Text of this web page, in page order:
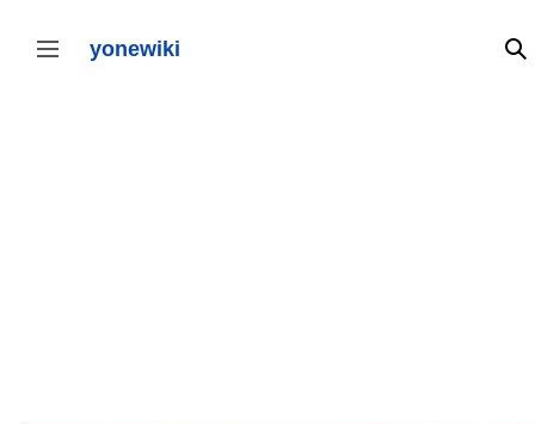
テ
サイドバーの切り替え yonewiki 検